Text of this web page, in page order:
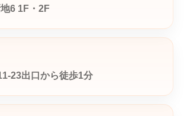
6 1F・2F
23出口から徒歩1分